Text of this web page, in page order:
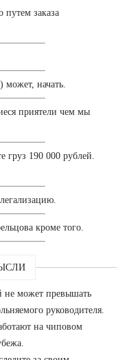
путем заказа
может, начать.
приятели чем мы
груз 190 000 рублей.
кроме того.
не может превышать
руководителя.
на чиповом